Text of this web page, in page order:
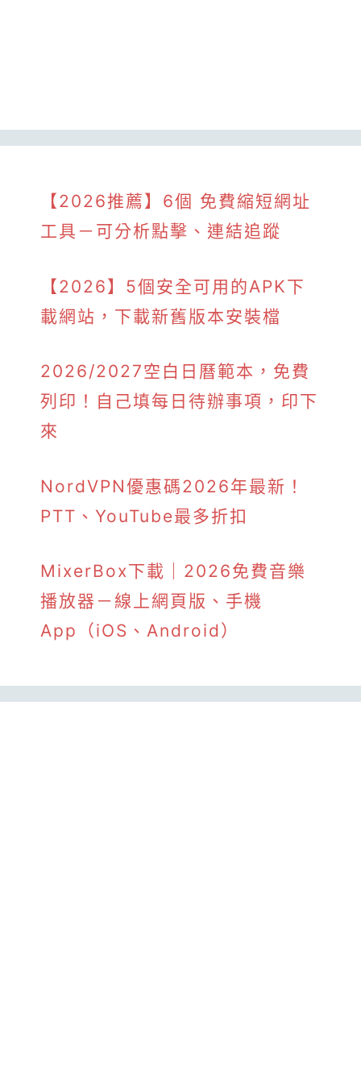
【2026推薦】6個 免費縮短網址
工具－可分析點擊、連結追蹤
【2026】5個安全可用的APK下
載網站，下載新舊版本安裝檔
2026/2027空白日曆範本，免費
列印！自己填每日待辦事項，印下
來
NordVPN優惠碼2026年最新！
PTT、YouTube最多折扣
MixerBox下載｜2026免費音樂
播放器－線上網頁版、手機
App（iOS、Android）